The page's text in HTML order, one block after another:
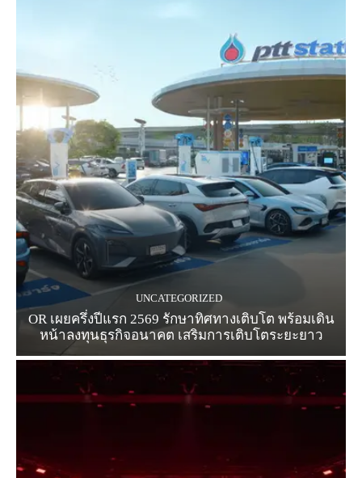
UNCATEGORIZED
OR เผยครึ่งปีแรก 2569 รักษาทิศทางเติบโต พร้อมเดิน
หน้าลงทุนธุรกิจอนาคต เสริมการเติบโตระยะยาว